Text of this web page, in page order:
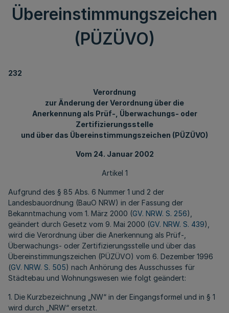
Übereinstimmungszeichen
(PÜZÜVO)
232
Verordnung
zur Änderung der Verordnung über die
Anerkennung als Prüf-, Überwachungs- oder
Zertifizierungsstelle
und über das Übereinstimmungszeichen (PÜZÜVO)
Vom 24. Januar 2002
Artikel 1
Aufgrund des § 85 Abs. 6 Nummer 1 und 2 der
Landesbauordnung (BauO NRW) in der Fassung der
Bekanntmachung vom 1. März 2000 (GV. NRW. S. 256),
geändert durch Gesetz vom 9. Mai 2000 (GV. NRW. S. 439),
wird die Verordnung über die Anerkennung als Prüf-,
Überwachungs- oder Zertifizierungsstelle und über das
Übereinstimmungszeichen (PÜZÜVO) vom 6. Dezember 1996
(GV. NRW. S. 505) nach Anhörung des Ausschusses für
Städtebau und Wohnungswesen wie folgt geändert:
1. Die Kurzbezeichnung „NW“ in der Eingangsformel und in § 1
wird durch „NRW“ ersetzt.